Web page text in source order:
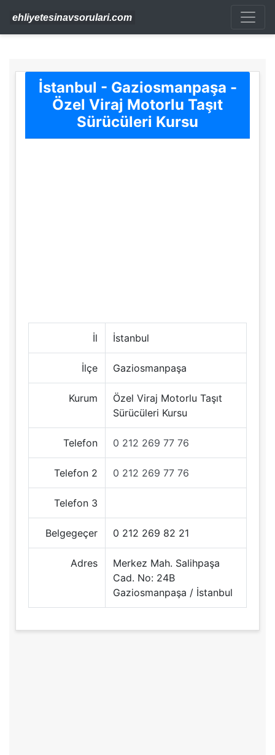
İstanbul - Gaziosmanpaşa -
Özel Viraj Motorlu Taşıt
Sürücüleri Kursu
İl İstanbul
İlçe Gaziosmanpaşa
Kurum
Özel Viraj Motorlu Taşıt
Sürücüleri Kursu
Telefon 0 212 269 77 76
Telefon 2 0 212 269 77 76
Telefon 3
Belgegeçer 0 212 269 82 21
Adres
Merkez Mah. Salihpaşa
Cad. No: 24B
Gaziosmanpaşa / İstanbul